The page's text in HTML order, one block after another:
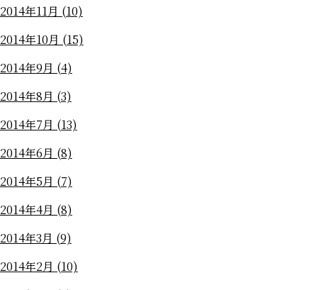
2014年11月 (10)
2014年10月 (15)
2014年9月 (4)
2014年8月 (3)
2014年7月 (13)
2014年6月 (8)
2014年5月 (7)
2014年4月 (8)
2014年3月 (9)
2014年2月 (10)